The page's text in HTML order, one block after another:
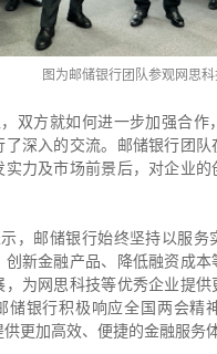
图为邮储银行团队参观网思
双方就如何进一步加强合作
了深入的交流。邮储银行团
实力及市场前景后，对企业
，邮储银行始终坚持以服务
创新金融产品、降低融资成
，为网思科技等优秀企业提
储银行积极响应全国两会精
更加高效、便捷的金融服务体